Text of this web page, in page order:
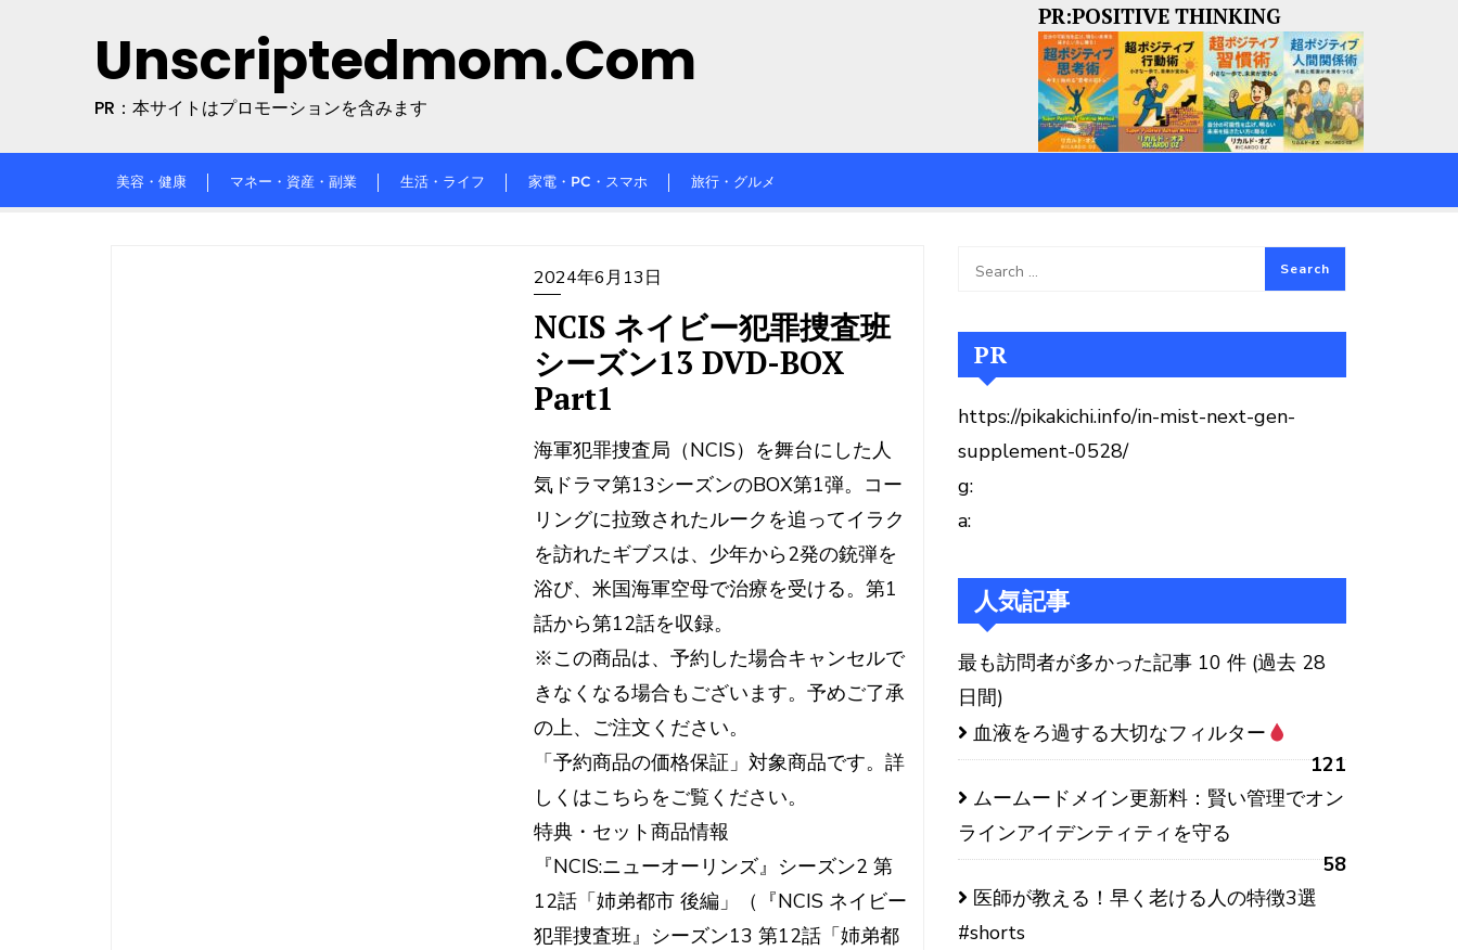
Unscriptedmom.com
PR：本サイトはプロモーションを含みます
PR:POSITIVE THINKING
美容・健康 マネー・資産・副業 生活・ライフ 家電・PC・スマホ 旅行・グルメ
2024年6月13日
NCIS ネイビー犯罪捜査班
シーズン13 DVD-BOX
Part1
海軍犯罪捜査局（NCIS）を舞台にした人
気ドラマ第13シーズンのBOX第1弾。コー
リングに拉致されたルークを追ってイラク
を訪れたギブスは、少年から2発の銃弾を
浴び、米国海軍空母で治療を受ける。第1
話から第12話を収録。
※この商品は、予約した場合キャンセルで
きなくなる場合もございます。予めご了承
の上、ご注文ください。
「予約商品の価格保証」対象商品です。詳
しくはこちらをご覧ください。
特典・セット商品情報
『NCIS:ニューオーリンズ』シーズン2 第
12話「姉弟都市 後編」（『NCIS ネイビー
犯罪捜査班』シーズン13 第12話「姉弟都
PR
https://pikakichi.info/in-mist-next-gen-
supplement-0528/
g:
a:
人気記事
最も訪問者が多かった記事 10 件 (過去 28
日間)
血液をろ過する大切なフィルター
121
ムームードメイン更新料：賢い管理でオン
ラインアイデンティティを守る
58
医師が教える！早く老ける人の特徴3選
#shorts